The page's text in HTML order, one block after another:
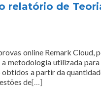
relatório de
online Remark Cloud,
metodologia utilizada
obtidos a partir da
de[…]